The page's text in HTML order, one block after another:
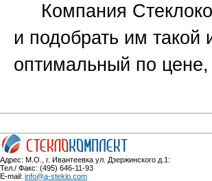
Компания
и подобрать им такой
оптимальный по
Адрес: М.О., г. Ивантеевка ул. Дзержинского д.1:
Тел./ Факс: (495) 646-11-93
E-mail: info@a-steklo.com